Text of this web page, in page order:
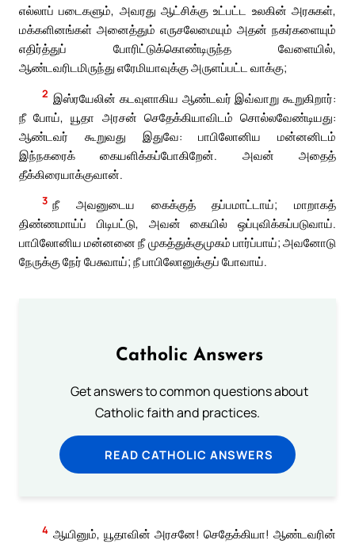
எல்லாப் படைகளும், அவரது ஆட்சிக்கு உட்பட்ட உலகின் அரசுகள்,
மக்களினங்கள் அனைத்தும் எருசலேமையும் அதன் நகர்களையும்
எதிர்த்துப் போரிட்டுக்கொண்டிருந்த வேளையில்,
ஆண்டவரிடமிருந்து எரேமியாவுக்கு அருளப்பட்ட வாக்கு;
2 இஸ்ரயேலின் கடவுளாகிய ஆண்டவர் இவ்வாறு கூறுகிறார்:
நீ போய், யூதா அரசன் செதேக்கியாவிடம் சொல்லவேண்டியது:
ஆண்டவர் கூறுவது இதுவே: பாபிலோனிய மன்னனிடம்
இந்நகரைக் கையளிக்கப்போகிறேன். அவன் அதைத்
தீக்கிரையாக்குவான்.
3 நீ அவனுடைய கைக்குத் தப்பமாட்டாய்; மாறாகத்
திண்ணமாய்ப் பிடிபட்டு, அவன் கையில் ஒப்புவிக்கப்படுவாய்.
பாபிலோனிய மன்னனை நீ முகத்துக்குமுகம் பார்ப்பாய்; அவனோடு
நேருக்கு நேர் பேசுவாய்; நீ பாபிலோனுக்குப் போவாய்.
Catholic Answers
Get answers to common questions about
Catholic faith and practices.
READ CATHOLIC ANSWERS
4 ஆயினும், யூதாவின் அரசனே! செதேக்கியா! ஆண்டவரின்